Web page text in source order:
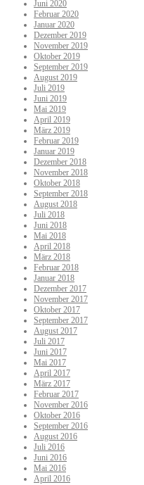
Juni 2020
Februar 2020
Januar 2020
Dezember 2019
November 2019
Oktober 2019
September 2019
August 2019
Juli 2019
Juni 2019
Mai 2019
April 2019
März 2019
Februar 2019
Januar 2019
Dezember 2018
November 2018
Oktober 2018
September 2018
August 2018
Juli 2018
Juni 2018
Mai 2018
April 2018
März 2018
Februar 2018
Januar 2018
Dezember 2017
November 2017
Oktober 2017
September 2017
August 2017
Juli 2017
Juni 2017
Mai 2017
April 2017
März 2017
Februar 2017
November 2016
Oktober 2016
September 2016
August 2016
Juli 2016
Juni 2016
Mai 2016
April 2016